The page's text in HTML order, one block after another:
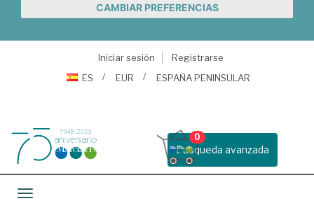
CAMBIAR PREFERENCIAS
Iniciar sesión
Registrarse
ES
EUR ESPAÑA PENINSULAR
Busqueda avanzada
0
Toggle navigation